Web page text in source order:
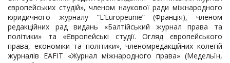
європейських студій», членом наукової ради міжнародного
юридичного журналу “L’Europeunie” (Франція), членом
редакційних рад видань «Балтійський журнал права та
політики» та «Європейські студії. Огляд європейського
права, економіки та політики», членомредакційних колегій
журналів EAFIT «Журнал міжнародного права» (Медельїн,